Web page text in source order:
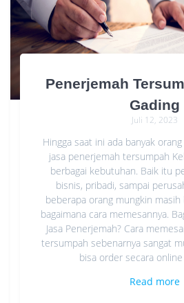
Penerjemah
Gading
Juli 12, 2023
Hingga saat ini ada banyak
jasa penerjemah tersumpah
berbagai kebutuhan. Baik itu
bisnis, pribadi, sampai
beberapa orang mungkin
bagaimana cara memesannya.
Jasa Penerjemah? Cara
tersumpah sebenarnya sangat
bisa order secara
Read more